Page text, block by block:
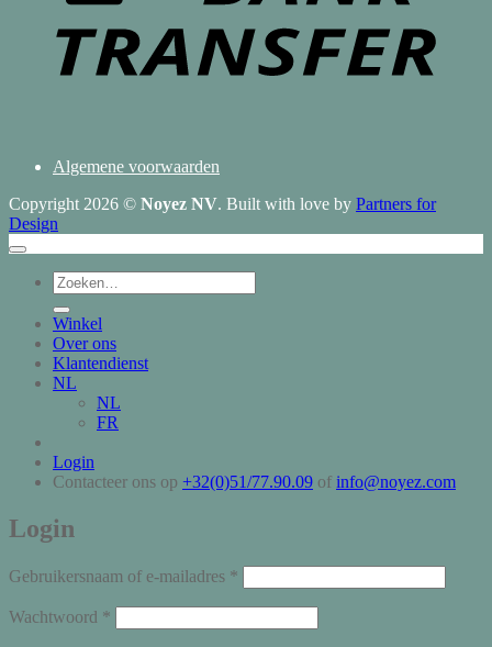
Algemene voorwaarden
Copyright 2026 © Noyez NV. Built with love by Partners for
Design
Zoeken
naar:
Winkel
Over ons
Klantendienst
NL
NL
FR
Login
Contacteer ons op +32(0)51/77.90.09 of info@noyez.com
Login
Gebruikersnaam of e-mailadres *
Wachtwoord *